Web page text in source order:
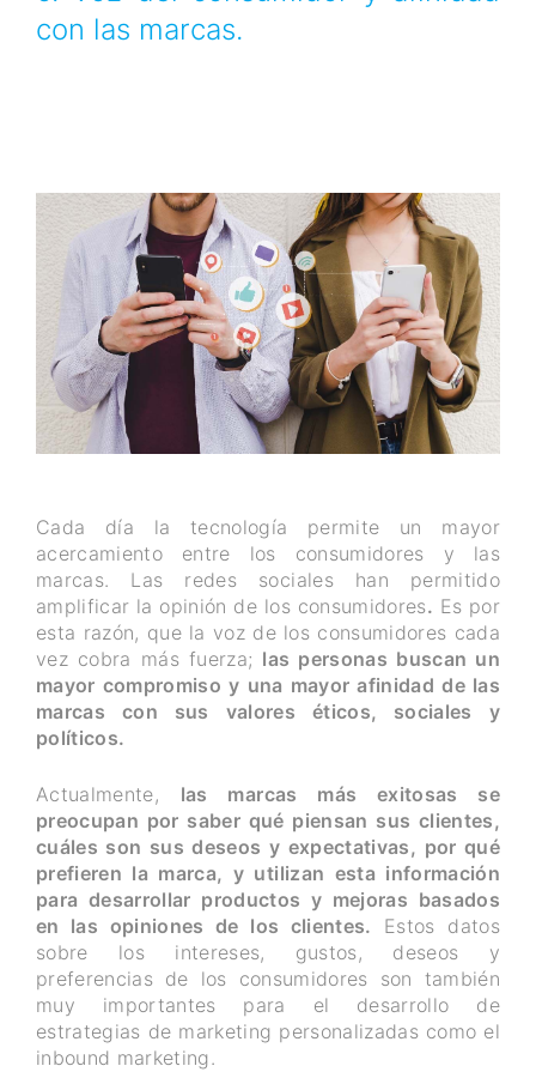
con las marcas.
Cada día la tecnología permite un mayor
acercamiento entre los consumidores y las
marcas. Las redes sociales han permitido
amplificar la opinión de los consumidores. Es por
esta razón, que la voz de los consumidores cada
vez cobra más fuerza; las personas buscan un
mayor compromiso y una mayor afinidad de las
marcas con sus valores éticos, sociales y
políticos.
Actualmente, las marcas más exitosas se
preocupan por saber qué piensan sus clientes,
cuáles son sus deseos y expectativas, por qué
prefieren la marca, y utilizan esta información
para desarrollar productos y mejoras basados
en las opiniones de los clientes. Estos datos
sobre los intereses, gustos, deseos y
preferencias de los consumidores son también
muy importantes para el desarrollo de
estrategias de marketing personalizadas como el
inbound marketing.